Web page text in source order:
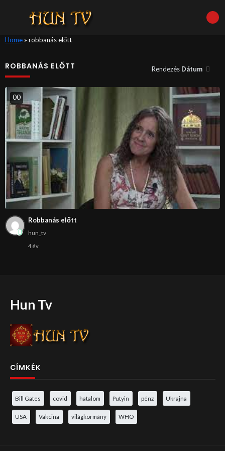
Home» robbanás előtt
ROBBANÁS ELŐTT Rendezés Dátum
00
Robbanás előtt
hun_tv
4 év
Hun Tv
CÍMKÉK
Bill Gates covid hatalom Putyin pénz Ukrajna
USA Vakcina világkormány WHO